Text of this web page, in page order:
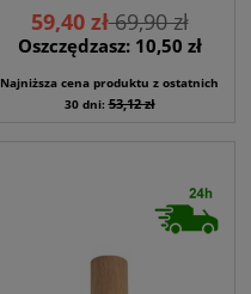
59,40 zł69,90 zł
Oszczędzasz: 10,50 zł
Najniższa cena produktu z ostatnich
30 dni:53,12 zł